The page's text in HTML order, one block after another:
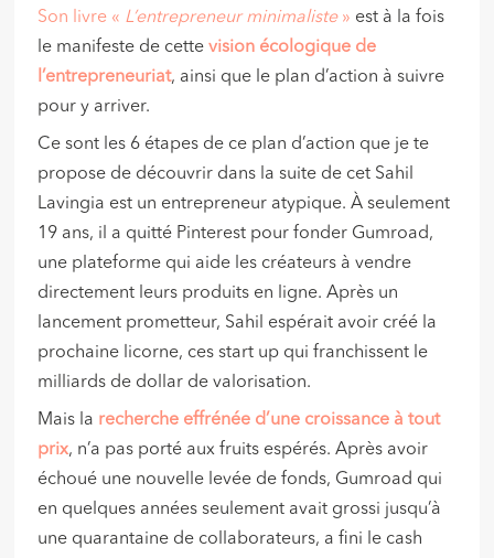
Son livre « L’entrepreneur minimaliste» est à la fois
le manifeste de cettevision écologique de
l’entrepreneuriat, ainsi que le plan d’action à suivre
pour y arriver.
Ce sont les 6 étapes de ce plan d’action que je te
propose de découvrir dans la suite de cet Sahil
Lavingia est un entrepreneur atypique. À seulement
19 ans, il a quitté Pinterest pour fonder Gumroad,
une plateforme qui aide les créateurs à vendre
directement leurs produits en ligne. Après un
lancement prometteur, Sahil espérait avoir créé la
prochaine licorne, ces start up qui franchissent le
milliards de dollar de valorisation.
Mais la recherche effrénée d’une croissance à tout
prix, n’a pas porté aux fruits espérés. Après avoir
échoué une nouvelle levée de fonds, Gumroad qui
en quelques années seulement avait grossi jusqu’à
une quarantaine de collaborateurs, a fini le cash